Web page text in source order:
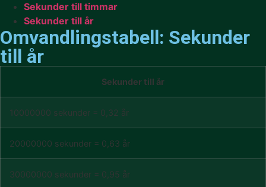
Sekunder till timmar
Sekunder till år
Omvandlingstabell: Sekunder
till år
Sekunder till år
10000000 sekunder = 0,32 år
20000000 sekunder = 0,63 år
30000000 sekunder = 0,95 år